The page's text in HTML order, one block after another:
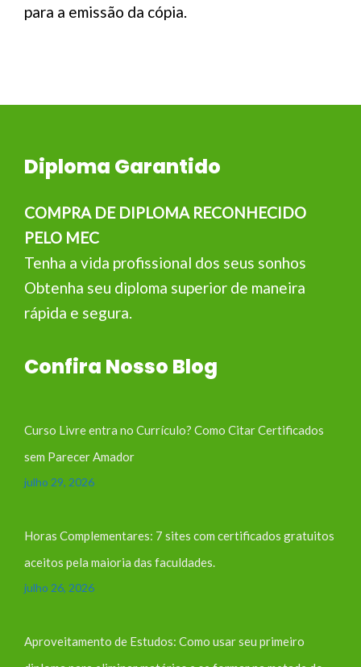
para a emissão da cópia.
Diploma Garantido
COMPRA DE DIPLOMA RECONHECIDO
PELO MEC
Tenha a vida profissional dos seus sonhos
Obtenha seu diploma superior de maneira
rápida e segura.
Confira Nosso Blog
Curso Livre entra no Currículo? Como Citar Certificados
sem Parecer Amador
julho 29, 2026
Horas Complementares: 7 sites com certificados gratuitos
aceitos pela maioria das faculdades.
julho 26, 2026
Aproveitamento de Estudos: Como usar seu primeiro